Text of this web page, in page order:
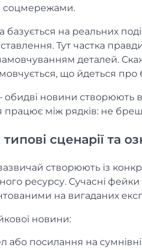
соцмережами.
базується на реальних
Тут частка
деталей.
що йдеться про
обидві новини створюють
працює між рядків: не
сценарії та
створюють із
ресурсу. Сучасні
на вигаданих
новини:
або посилання на